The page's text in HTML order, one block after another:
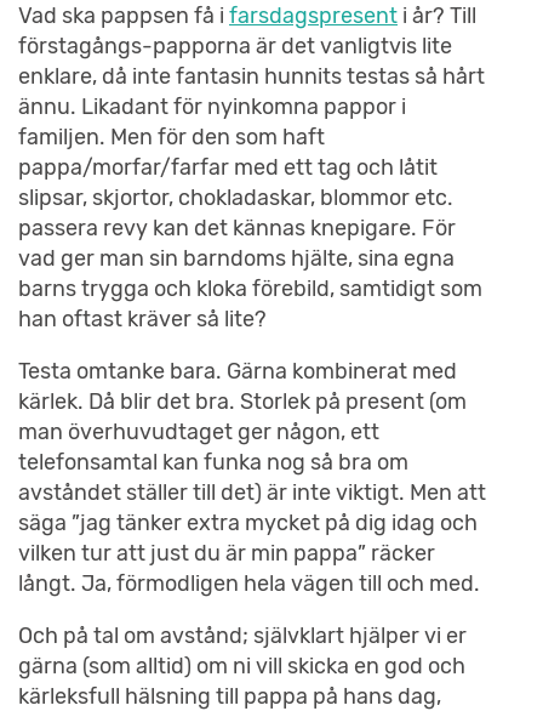
Vad ska pappsen få i farsdagspresent i år? Till
förstagångs-papporna är det vanligtvis lite
enklare, då inte fantasin hunnits testas så hårt
ännu. Likadant för nyinkomna pappor i
familjen. Men för den som haft
pappa/morfar/farfar med ett tag och låtit
slipsar, skjortor, chokladaskar, blommor etc.
passera revy kan det kännas knepigare. För
vad ger man sin barndoms hjälte, sina egna
barns trygga och kloka förebild, samtidigt som
han oftast kräver så lite?
Testa omtanke bara. Gärna kombinerat med
kärlek. Då blir det bra. Storlek på present (om
man överhuvudtaget ger någon, ett
telefonsamtal kan funka nog så bra om
avståndet ställer till det) är inte viktigt. Men att
säga ”jag tänker extra mycket på dig idag och
vilken tur att just du är min pappa” räcker
långt. Ja, förmodligen hela vägen till och med.
Och på tal om avstånd; självklart hjälper vi er
gärna (som alltid) om ni vill skicka en god och
kärleksfull hälsning till pappa på hans dag,